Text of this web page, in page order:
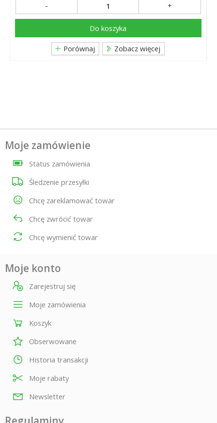
- +
Do koszyka
Porównaj Zobacz więcej
Moje zamówienie
Status zamówienia
Śledzenie przesyłki
Chcę zareklamować towar
Chcę zwrócić towar
Chcę wymienić towar
Moje konto
Zarejestruj się
Moje zamówienia
Koszyk
Obserwowane
Historia transakcji
Moje rabaty
Newsletter